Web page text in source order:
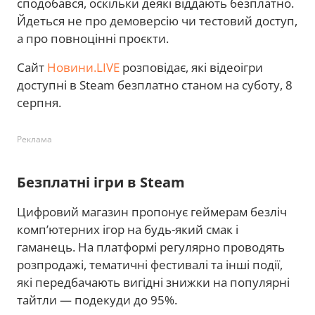
Йдеться не про демоверсію чи тестовий доступ,
а про повноцінні проєкти.
Сайт Новини.LIVE розповідає, які відеоігри
доступні в Steam безплатно станом на суботу, 8
серпня.
Реклама
Безплатні ігри в Steam
Цифровий магазин пропонує геймерам безліч
комп’ютерних ігор на будь-який смак і
гаманець. На платформі регулярно проводять
розпродажі, тематичні фестивалі та інші події,
які передбачають вигідні знижки на популярні
тайтли — подекуди до 95%.